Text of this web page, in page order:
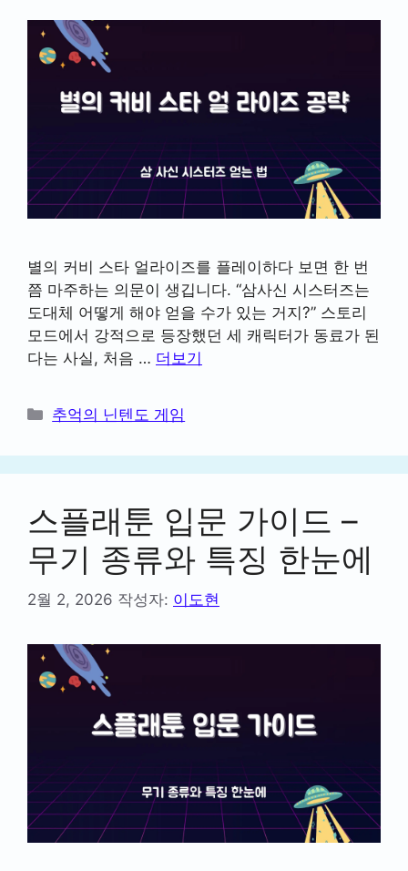
별의 커비 스타 얼라이즈를 플레이하다 보면 한 번
쯤 마주하는 의문이 생깁니다. “삼사신 시스터즈는
도대체 어떻게 해야 얻을 수가 있는 거지?” 스토리
모드에서 강적으로 등장했던 세 캐릭터가 동료가 된
다는 사실, 처음 … 더보기
카
고
리
추억의 닌텐도 게임
스플래툰 입문 가이드 –
무기 종류와 특징 한눈에
2월 2, 2026 작성자: 이도현